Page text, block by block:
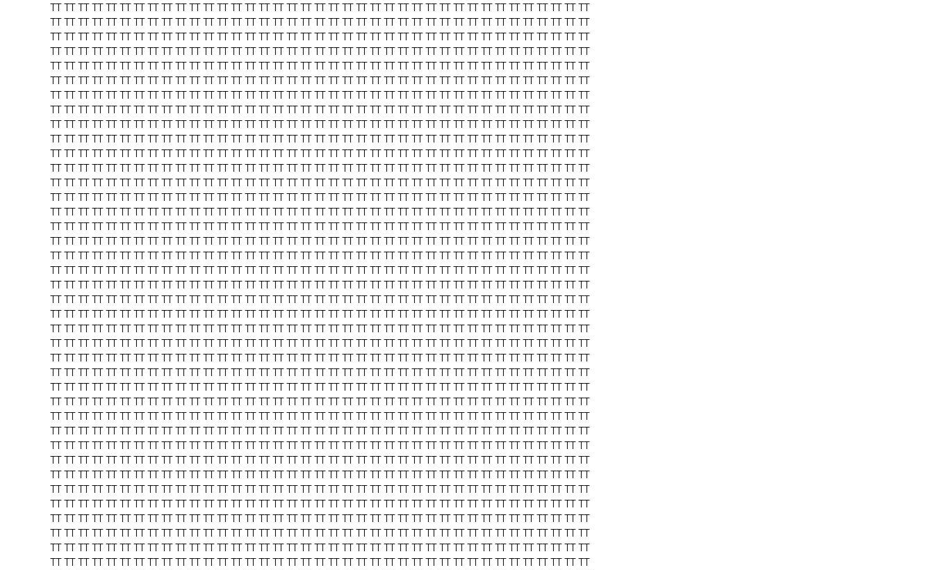
TT TT TT TT TT TT TT TT TT TT TT TT TT TT TT TT TT TT TT TT TT TT TT TT TT TT TT TT TT TT TT TT TT TT TT TT TT TT TT
TT TT TT TT TT TT TT TT TT TT TT TT TT TT TT TT TT TT TT TT TT TT TT TT TT TT TT TT TT TT TT TT TT TT TT TT TT TT TT
TT TT TT TT TT TT TT TT TT TT TT TT TT TT TT TT TT TT TT TT TT TT TT TT TT TT TT TT TT TT TT TT TT TT TT TT TT TT TT
TT TT TT TT TT TT TT TT TT TT TT TT TT TT TT TT TT TT TT TT TT TT TT TT TT TT TT TT TT TT TT TT TT TT TT TT TT TT TT
TT TT TT TT TT TT TT TT TT TT TT TT TT TT TT TT TT TT TT TT TT TT TT TT TT TT TT TT TT TT TT TT TT TT TT TT TT TT TT
TT TT TT TT TT TT TT TT TT TT TT TT TT TT TT TT TT TT TT TT TT TT TT TT TT TT TT TT TT TT TT TT TT TT TT TT TT TT TT
TT TT TT TT TT TT TT TT TT TT TT TT TT TT TT TT TT TT TT TT TT TT TT TT TT TT TT TT TT TT TT TT TT TT TT TT TT TT TT
TT TT TT TT TT TT TT TT TT TT TT TT TT TT TT TT TT TT TT TT TT TT TT TT TT TT TT TT TT TT TT TT TT TT TT TT TT TT TT
TT TT TT TT TT TT TT TT TT TT TT TT TT TT TT TT TT TT TT TT TT TT TT TT TT TT TT TT TT TT TT TT TT TT TT TT TT TT TT
TT TT TT TT TT TT TT TT TT TT TT TT TT TT TT TT TT TT TT TT TT TT TT TT TT TT TT TT TT TT TT TT TT TT TT TT TT TT TT
TT TT TT TT TT TT TT TT TT TT TT TT TT TT TT TT TT TT TT TT TT TT TT TT TT TT TT TT TT TT TT TT TT TT TT TT TT TT TT
TT TT TT TT TT TT TT TT TT TT TT TT TT TT TT TT TT TT TT TT TT TT TT TT TT TT TT TT TT TT TT TT TT TT TT TT TT TT TT
TT TT TT TT TT TT TT TT TT TT TT TT TT TT TT TT TT TT TT TT TT TT TT TT TT TT TT TT TT TT TT TT TT TT TT TT TT TT TT
TT TT TT TT TT TT TT TT TT TT TT TT TT TT TT TT TT TT TT TT TT TT TT TT TT TT TT TT TT TT TT TT TT TT TT TT TT TT TT
TT TT TT TT TT TT TT TT TT TT TT TT TT TT TT TT TT TT TT TT TT TT TT TT TT TT TT TT TT TT TT TT TT TT TT TT TT TT TT
TT TT TT TT TT TT TT TT TT TT TT TT TT TT TT TT TT TT TT TT TT TT TT TT TT TT TT TT TT TT TT TT TT TT TT TT TT TT TT
TT TT TT TT TT TT TT TT TT TT TT TT TT TT TT TT TT TT TT TT TT TT TT TT TT TT TT TT TT TT TT TT TT TT TT TT TT TT TT
TT TT TT TT TT TT TT TT TT TT TT TT TT TT TT TT TT TT TT TT TT TT TT TT TT TT TT TT TT TT TT TT TT TT TT TT TT TT TT
TT TT TT TT TT TT TT TT TT TT TT TT TT TT TT TT TT TT TT TT TT TT TT TT TT TT TT TT TT TT TT TT TT TT TT TT TT TT TT
TT TT TT TT TT TT TT TT TT TT TT TT TT TT TT TT TT TT TT TT TT TT TT TT TT TT TT TT TT TT TT TT TT TT TT TT TT TT TT
TT TT TT TT TT TT TT TT TT TT TT TT TT TT TT TT TT TT TT TT TT TT TT TT TT TT TT TT TT TT TT TT TT TT TT TT TT TT TT
TT TT TT TT TT TT TT TT TT TT TT TT TT TT TT TT TT TT TT TT TT TT TT TT TT TT TT TT TT TT TT TT TT TT TT TT TT TT TT
TT TT TT TT TT TT TT TT TT TT TT TT TT TT TT TT TT TT TT TT TT TT TT TT TT TT TT TT TT TT TT TT TT TT TT TT TT TT TT
TT TT TT TT TT TT TT TT TT TT TT TT TT TT TT TT TT TT TT TT TT TT TT TT TT TT TT TT TT TT TT TT TT TT TT TT TT TT TT
TT TT TT TT TT TT TT TT TT TT TT TT TT TT TT TT TT TT TT TT TT TT TT TT TT TT TT TT TT TT TT TT TT TT TT TT TT TT TT
TT TT TT TT TT TT TT TT TT TT TT TT TT TT TT TT TT TT TT TT TT TT TT TT TT TT TT TT TT TT TT TT TT TT TT TT TT TT TT
TT TT TT TT TT TT TT TT TT TT TT TT TT TT TT TT TT TT TT TT TT TT TT TT TT TT TT TT TT TT TT TT TT TT TT TT TT TT TT
TT TT TT TT TT TT TT TT TT TT TT TT TT TT TT TT TT TT TT TT TT TT TT TT TT TT TT TT TT TT TT TT TT TT TT TT TT TT TT
TT TT TT TT TT TT TT TT TT TT TT TT TT TT TT TT TT TT TT TT TT TT TT TT TT TT TT TT TT TT TT TT TT TT TT TT TT TT TT
TT TT TT TT TT TT TT TT TT TT TT TT TT TT TT TT TT TT TT TT TT TT TT TT TT TT TT TT TT TT TT TT TT TT TT TT TT TT TT
TT TT TT TT TT TT TT TT TT TT TT TT TT TT TT TT TT TT TT TT TT TT TT TT TT TT TT TT TT TT TT TT TT TT TT TT TT TT TT
TT TT TT TT TT TT TT TT TT TT TT TT TT TT TT TT TT TT TT TT TT TT TT TT TT TT TT TT TT TT TT TT TT TT TT TT TT TT TT
TT TT TT TT TT TT TT TT TT TT TT TT TT TT TT TT TT TT TT TT TT TT TT TT TT TT TT TT TT TT TT TT TT TT TT TT TT TT TT
TT TT TT TT TT TT TT TT TT TT TT TT TT TT TT TT TT TT TT TT TT TT TT TT TT TT TT TT TT TT TT TT TT TT TT TT TT TT TT
TT TT TT TT TT TT TT TT TT TT TT TT TT TT TT TT TT TT TT TT TT TT TT TT TT TT TT TT TT TT TT TT TT TT TT TT TT TT TT
TT TT TT TT TT TT TT TT TT TT TT TT TT TT TT TT TT TT TT TT TT TT TT TT TT TT TT TT TT TT TT TT TT TT TT TT TT TT TT
TT TT TT TT TT TT TT TT TT TT TT TT TT TT TT TT TT TT TT TT TT TT TT TT TT TT TT TT TT TT TT TT TT TT TT TT TT TT TT
TT TT TT TT TT TT TT TT TT TT TT TT TT TT TT TT TT TT TT TT TT TT TT TT TT TT TT TT TT TT TT TT TT TT TT TT TT TT TT
TT TT TT TT TT TT TT TT TT TT TT TT TT TT TT TT TT TT TT TT TT TT TT TT TT TT TT TT TT TT TT TT TT TT TT TT TT TT TT